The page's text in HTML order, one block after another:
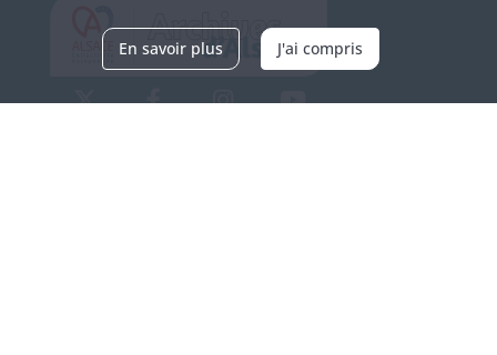
En savoir plus J'ai compris